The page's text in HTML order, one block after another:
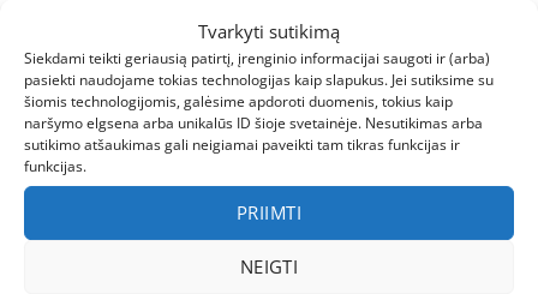
Tvarkyti sutikimą
Siekdami teikti geriausią patirtį, įrenginio informacijai saugoti ir (arba)
pasiekti naudojame tokias technologijas kaip slapukus. Jei sutiksime su
šiomis technologijomis, galėsime apdoroti duomenis, tokius kaip
naršymo elgsena arba unikalūs ID šioje svetainėje. Nesutikimas arba
sutikimo atšaukimas gali neigiamai paveikti tam tikras funkcijas ir
funkcijas.
PRIIMTI
NEIGTI
Aukščiausios kokybės siūlės– atlaiko net
aktyviausius žaidimus
Tai kepurytė, kuri keliaus iš vyresnio į jaunesnį
vaiką
Kokybė ir patikimumas
REIMA – tai ne tik prekės ženklas, tai garantija